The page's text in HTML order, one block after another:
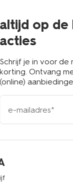
altijd op de
acties
Schrijf je in voor de
korting. Ontvang
(online)
e-
mailadres